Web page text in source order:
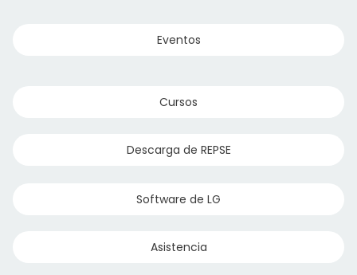
Eventos
Cursos
Descarga de REPSE
Software de LG
Asistencia